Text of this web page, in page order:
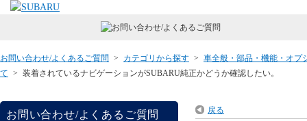
お問い合わせ/よくあるご質問 > カテゴリから探す > 車全般・部品・機能・オプ
て > 装着されているナビゲーションがSUBARU純正かどうか確認したい。
お問い合わせ/よくあるご質問 戻る